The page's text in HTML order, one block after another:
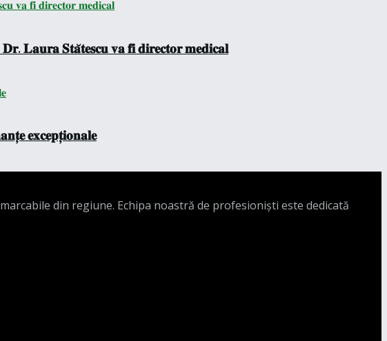
𝐋𝐚𝐮𝐫𝐚 𝐒𝐭𝐚̆𝐭𝐞𝐬𝐜𝐮 𝐯𝐚 𝐟𝐢 𝐝𝐢𝐫𝐞𝐜𝐭𝐨𝐫 𝐦𝐞𝐝𝐢𝐜𝐚𝐥
𝐞𝐱𝐜𝐞𝐩𝐭̦𝐢𝐨𝐧𝐚𝐥𝐞
din regiune. Echipa noastră de profesioniști este dedicată